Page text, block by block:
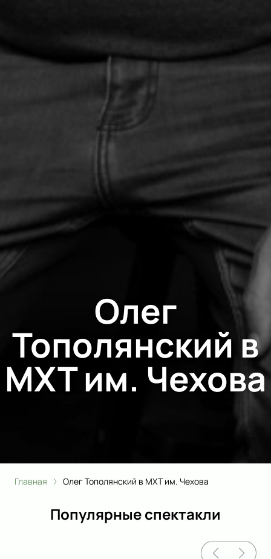
Олег
Тополянский в
МХТ им. Чехова
Главная Олег Тополянский в МХТ им. Чехова
Популярные спектакли